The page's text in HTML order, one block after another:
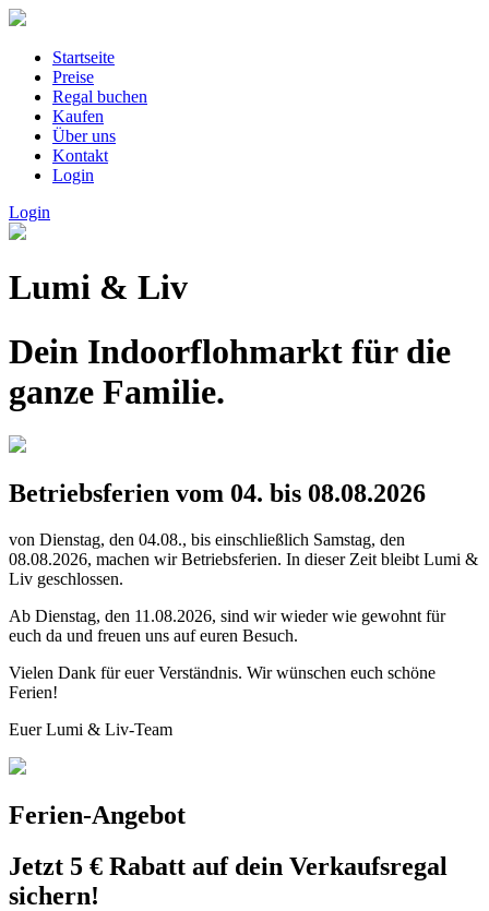
Startseite
Preise
Regal buchen
Kaufen
Über uns
Kontakt
Login
Login
Lumi & Liv
Dein Indoorflohmarkt für die
ganze Familie.
Betriebsferien vom 04. bis 08.08.2026
von Dienstag, den 04.08., bis einschließlich Samstag, den
08.08.2026, machen wir Betriebsferien. In dieser Zeit bleibt Lumi &
Liv geschlossen.
Ab Dienstag, den 11.08.2026, sind wir wieder wie gewohnt für
euch da und freuen uns auf euren Besuch.
Vielen Dank für euer Verständnis. Wir wünschen euch schöne
Ferien!
Euer Lumi & Liv-Team
Ferien-Angebot
Jetzt 5 € Rabatt auf dein Verkaufsregal
sichern!